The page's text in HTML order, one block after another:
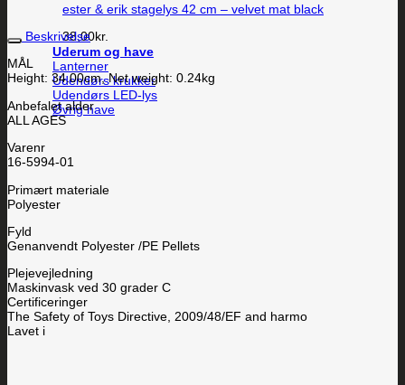
ester & erik stagelys 42 cm – velvet mat black
38,00kr.
Uderum og have
Lanterner
Udendørs krukker
Udendørs LED-lys
Øvrig have
Beskrivelse
MÅL
Height: 34.00cm, Net weight: 0.24kg
Anbefalet alder
ALL AGES
Varenr
16-5994-01
Primært materiale
Polyester
Fyld
Genanvendt Polyester /PE Pellets
Plejevejledning
Maskinvask ved 30 grader C
Certificeringer
The Safety of Toys Directive, 2009/48/EF and harmo
Lavet i